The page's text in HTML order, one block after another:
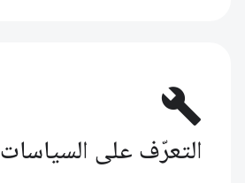
build
التعرّف على السياسات